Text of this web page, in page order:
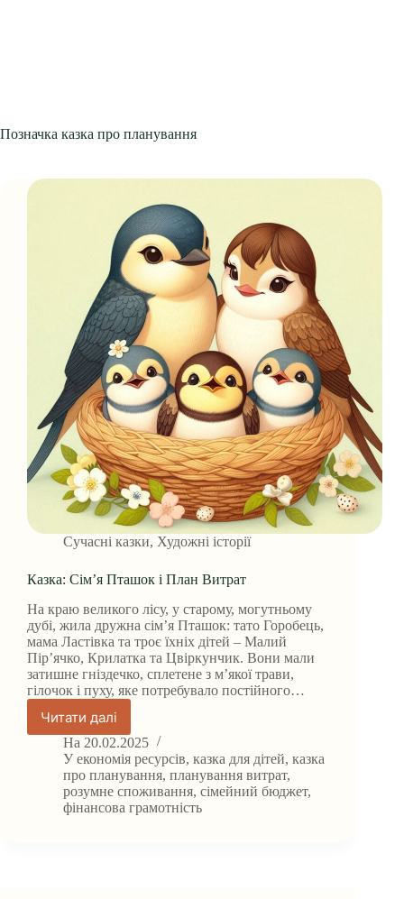
Позначка казка про планування
Сучасні казки, Художні історії
Казка: Сім’я Пташок і План Витрат
На краю великого лісу, у старому, могутньому
дубі, жила дружна сім’я Пташок: тато Горобець,
мама Ластівка та троє їхніх дітей – Малий
Пір’ячко, Крилатка та Цвіркунчик. Вони мали
затишне гніздечко, сплетене з м’якої трави,
гілочок і пуху, яке потребувало постійного…
Читати далі
Казка:
Сім’я
Пташок
і
План
Витрат
На 20.02.2025
У економія ресурсів,казка для дітей,казка
про планування, планування витрат,
розумне споживання, сімейний бюджет,
фінансова грамотність